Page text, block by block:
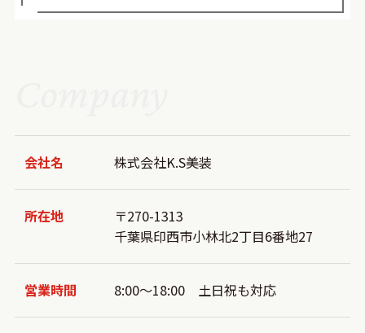
会社名 株式会社K.S美装
所在地
〒270-1313
千葉県印西市小林北2丁目6番地27
営業時間 8:00～18:00 土日祝も対応